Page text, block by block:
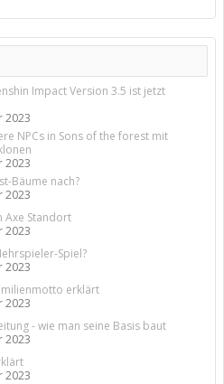
Impact Version 3.5 ist jetzt
2023
NPCs in Sons of the forest mit
2023
Bäume nach?
2023
Axe Standort
2023
Spiel?
2023
erklärt
2023
- wie man seine Basis baut
2023
2023